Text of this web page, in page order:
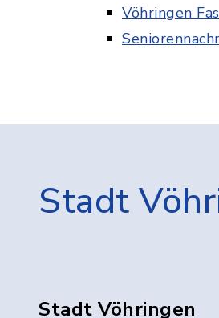
Vöhringen
Stadt
Stadt Vöhringen